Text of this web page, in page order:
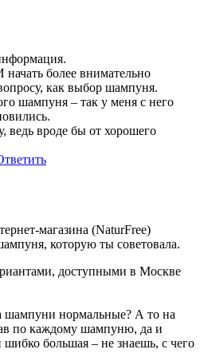
начать более внимательно
как выбор шампуня.
шампуня – так у меня с него
ведь вроде бы от хорошего
магазина (NaturFree)
которую ты советовала.
доступными в Москве
шампуни нормальные? А то на
по каждому шампуню, да и
большая – не знаешь, с чего